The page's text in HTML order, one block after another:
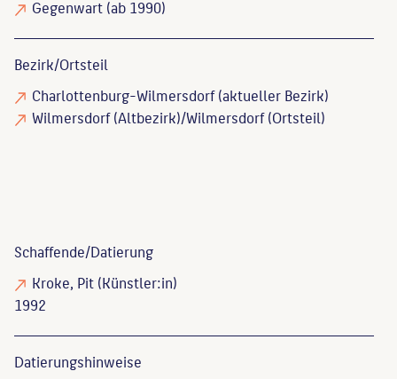
Gegenwart (ab 1990)
Bezirk/Ortsteil
Charlottenburg-Wilmersdorf (aktueller Bezirk)
Wilmersdorf (Altbezirk)/Wilmersdorf (Ortsteil)
Schaffende/Datierung
Kroke, Pit(Künstler:in)
1992
Datierungs­hinweise